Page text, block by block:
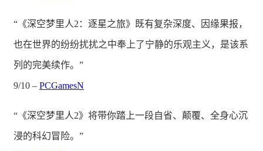
“《深空梦里人2：逐星之旅》既有复杂深度、因缘果报，
也在世界的纷纷扰扰之中奉上了宁静的乐观主义，是该系
列的完美续作。”
9/10 – PCGamesN
“《深空梦里人2》将带你踏上一段自省、颠覆、全身心沉
浸的科幻冒险。”